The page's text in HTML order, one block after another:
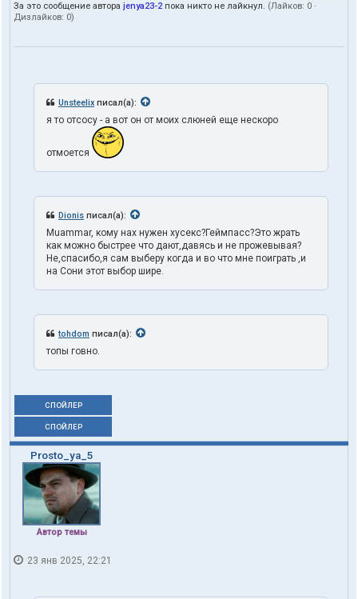
За это сообщение автора jenya23-2 пока никто не лайкнул. (Лайков: 0 ·
Дизлайков: 0)
Unsteelix писал(а):
я то отсосу - а вот он от моих слюней еще нескоро
отмоется
Dionis писал(а):
Muammar, кому нах нужен хусекс?Геймпасс?Это жрать
как можно быстрее что дают,давясь и не прожевывая?
Не,спасибо,я сам выберу когда и во что мне поиграть ,и
на Сони этот выбор шире.
tohdom писал(а):
топы говно.
СПОЙЛЕР
СПОЙЛЕР
Prosto_ya_5
Автор темы
23 янв 2025, 22:21